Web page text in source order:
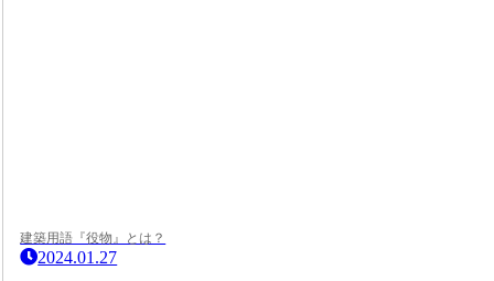
建築用語『役物』とは？
2024.01.27